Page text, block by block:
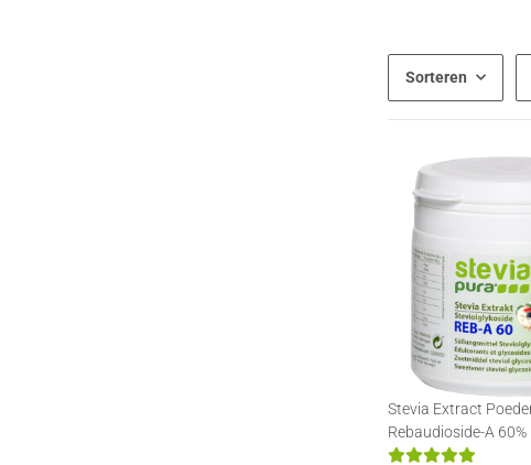
Sorteren
Stevia Extract
Rebaudioside-A 60%
Doseerlepel | 50g